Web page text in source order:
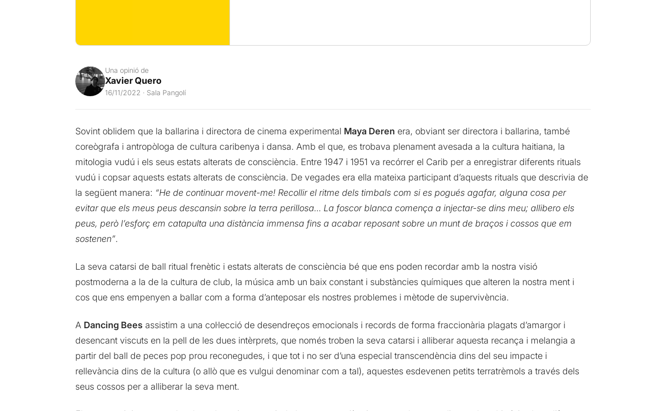
Una opinió de
Xavier Quero
16/11/2022 · Sala Pangolí
Sovint oblidem que la ballarina i directora de cinema experimental Maya Deren era, obviant ser directora i ballarina, també
coreògrafa i antropòloga de cultura caribenya i dansa. Amb el que, es trobava plenament avesada a la cultura haitiana, la
mitologia vudú i els seus estats alterats de consciència. Entre 1947 i 1951 va recórrer el Carib per a enregistrar diferents rituals
vudú i copsar aquests estats alterats de consciència. De vegades era ella mateixa participant d’aquests rituals que descrivia de
la següent manera: “He de continuar movent-me! Recollir el ritme dels timbals com si es pogués agafar, alguna cosa per
evitar que els meus peus descansin sobre la terra perillosa… La foscor blanca comença a injectar-se dins meu; allibero els
peus, però l’esforç em catapulta una distància immensa fins a acabar reposant sobre un munt de braços i cossos que em
sostenen”.
La seva catarsi de ball ritual frenètic i estats alterats de consciència bé que ens poden recordar amb la nostra visió
postmoderna a la de la cultura de club, la música amb un baix constant i substàncies químiques que alteren la nostra ment i
cos que ens empenyen a ballar com a forma d’anteposar els nostres problemes i mètode de supervivència.
A Dancing Bees assistim a una col·lecció de desendreços emocionals i records de forma fraccionària plagats d’amargor i
desencant viscuts en la pell de les dues intèrprets, que només troben la seva catarsi i alliberar aquesta recança i melangia a
partir del ball de peces pop prou reconegudes, i que tot i no ser d’una especial transcendència dins del seu impacte i
rellevància dins de la cultura (o allò que es vulgui denominar com a tal), aquestes esdevenen petits terratrèmols a través dels
seus cossos per a alliberar la seva ment.